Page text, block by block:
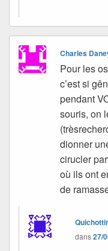
Charles
Pour les
c’est si
pendant
souris, on
dionner
cirucler
où ils ont
de
dans27/